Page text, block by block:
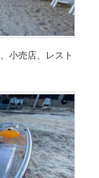
小売店、レスト